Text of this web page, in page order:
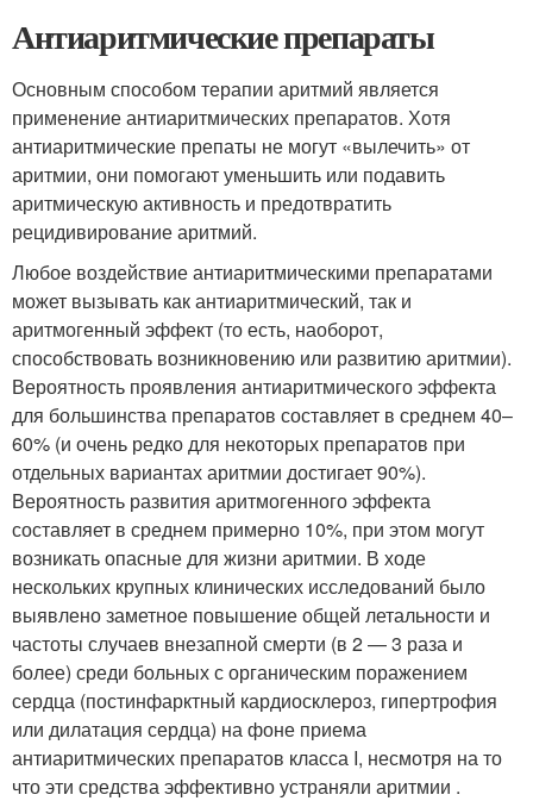
Антиаритмические препараты
Основным способом терапии аритмий является
применение антиаритмических препаратов. Хотя
антиаритмические препаты не могут «вылечить» от
аритмии, они помогают уменьшить или подавить
аритмическую активность и предотвратить
рецидивирование аритмий.
Любое воздействие антиаритмическими препаратами
может вызывать как антиаритмический, так и
аритмогенный эффект (то есть, наоборот,
способствовать возникновению или развитию аритмии).
Вероятность проявления антиаритмического эффекта
для большинства препаратов составляет в среднем 40–
60% (и очень редко для некоторых препаратов при
отдельных вариантах аритмии достигает 90%).
Вероятность развития аритмогенного эффекта
составляет в среднем примерно 10%, при этом могут
возникать опасные для жизни аритмии. В ходе
нескольких крупных клинических исследований было
выявлено заметное повышение общей летальности и
частоты случаев внезапной смерти (в 2 — 3 раза и
более) среди больных с органическим поражением
сердца (постинфарктный кардиосклероз, гипертрофия
или дилатация сердца) на фоне приема
антиаритмических препаратов класса I, несмотря на то
что эти средства эффективно устраняли аритмии .